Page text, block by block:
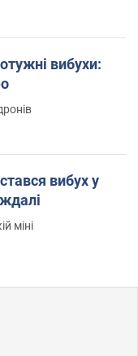
вибухи:
вибух у
міні